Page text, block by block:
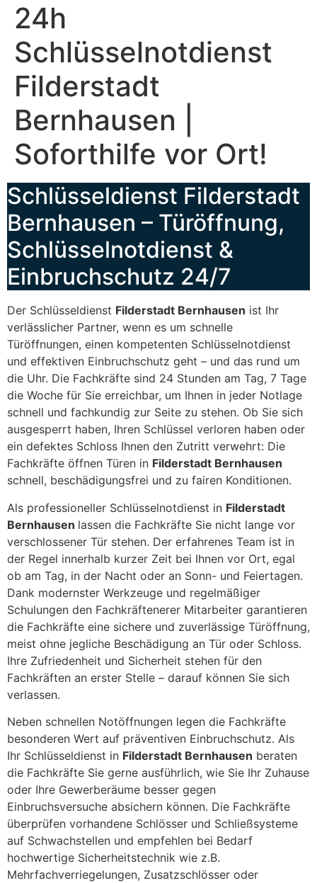
24h
Schlüsselnotdienst
Filderstadt
Bernhausen |
Soforthilfe vor Ort!
Schlüsseldienst Filderstadt
Bernhausen – Türöffnung,
Schlüsselnotdienst &
Einbruchschutz 24/7
Der Schlüsseldienst Filderstadt Bernhausen ist Ihr
verlässlicher Partner, wenn es um schnelle
Türöffnungen, einen kompetenten Schlüsselnotdienst
und effektiven Einbruchschutz geht – und das rund um
die Uhr. Die Fachkräfte sind 24 Stunden am Tag, 7 Tage
die Woche für Sie erreichbar, um Ihnen in jeder Notlage
schnell und fachkundig zur Seite zu stehen. Ob Sie sich
ausgesperrt haben, Ihren Schlüssel verloren haben oder
ein defektes Schloss Ihnen den Zutritt verwehrt: Die
Fachkräfte öffnen Türen in Filderstadt Bernhausen
schnell, beschädigungsfrei und zu fairen Konditionen.
Als professioneller Schlüsselnotdienst in Filderstadt
Bernhausen lassen die Fachkräfte Sie nicht lange vor
verschlossener Tür stehen. Der erfahrenes Team ist in
der Regel innerhalb kurzer Zeit bei Ihnen vor Ort, egal
ob am Tag, in der Nacht oder an Sonn- und Feiertagen.
Dank modernster Werkzeuge und regelmäßiger
Schulungen den Fachkräftenerer Mitarbeiter garantieren
die Fachkräfte eine sichere und zuverlässige Türöffnung,
meist ohne jegliche Beschädigung an Tür oder Schloss.
Ihre Zufriedenheit und Sicherheit stehen für den
Fachkräften an erster Stelle – darauf können Sie sich
verlassen.
Neben schnellen Notöffnungen legen die Fachkräfte
besonderen Wert auf präventiven Einbruchschutz. Als
Ihr Schlüsseldienst in Filderstadt Bernhausen beraten
die Fachkräfte Sie gerne ausführlich, wie Sie Ihr Zuhause
oder Ihre Gewerberäume besser gegen
Einbruchsversuche absichern können. Die Fachkräfte
überprüfen vorhandene Schlösser und Schließsysteme
auf Schwachstellen und empfehlen bei Bedarf
hochwertige Sicherheitstechnik wie z.B.
Mehrfachverriegelungen, Zusatzschlösser oder